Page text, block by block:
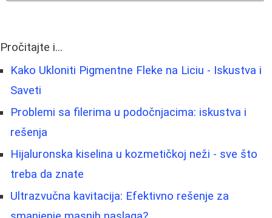
Pročitajte i...
Kako Ukloniti Pigmentne Fleke na Liciu - Iskustva i
Saveti
Problemi sa filerima u podočnjacima: iskustva i
rešenja
Hijaluronska kiselina u kozmetičkoj neži - sve što
treba da znate
Ultrazvučna kavitacija: Efektivno rešenje za